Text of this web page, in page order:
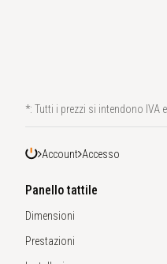
*: Tutti i prezzi si intendono IVA
Account Accesso
Panello tattile
Dimensioni
Prestazioni